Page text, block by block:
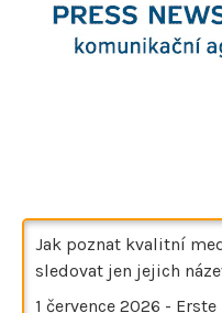
Jak poznat kvalitní
sledovat jen jejich
1 července 2026 -